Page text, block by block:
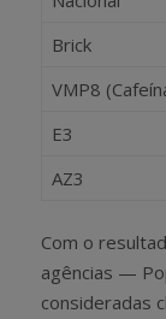
Brick
VMP8
E3
AZ3
Com o
agências —
consideradas